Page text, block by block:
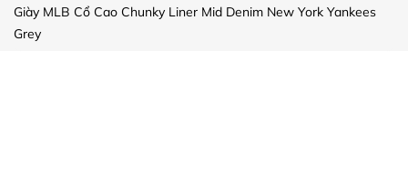
Giày MLB Cổ Cao Chunky Liner Mid Denim New York Yankees
Grey